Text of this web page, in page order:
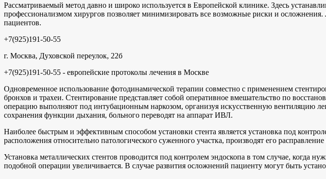
Рассматриваемый метод давно и широко используется в Европейской клинике. Здесь
профессионализмом хирургов позволяет минимизировать все возможные риски и
пациентов.
+7(925)191-50-55
г. Москва, Духовской переулок, 22б
+7(925)191-50-55 - европейские протоколы лечения в Москве
Одновременное использование фотодинамической терапии совместно с применением
бронхов и трахеи. Стентирование представляет собой оперативное вмешательство по
операцию выполняют под интубационным наркозом, организуя искусственную вентиляцию
сохранения функции дыхания, больного переводят на аппарат ИВЛ.
Наиболее быстрым и эффективным способом установки стента является установка под
расположения относительно патологического суженного участка, производят его
Установка металлических стентов проводится под контролем эндоскопа в том случае, когда
подобной операции увеличивается. В случае развития осложнений пациенту могут быть